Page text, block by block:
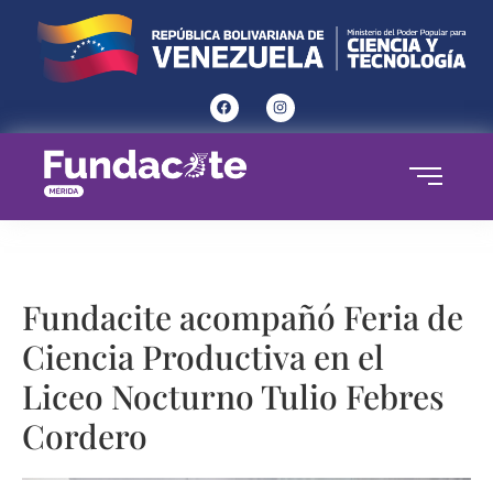
Fundacite acompañó Feria de
Ciencia Productiva en el
Liceo Nocturno Tulio Febres
Cordero